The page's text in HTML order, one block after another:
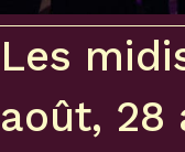
Les
août, 28